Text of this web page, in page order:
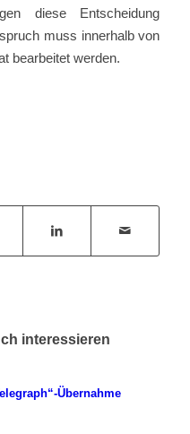
diese Entscheidung
muss innerhalb von
bearbeitet werden.
interessieren
Übernahme